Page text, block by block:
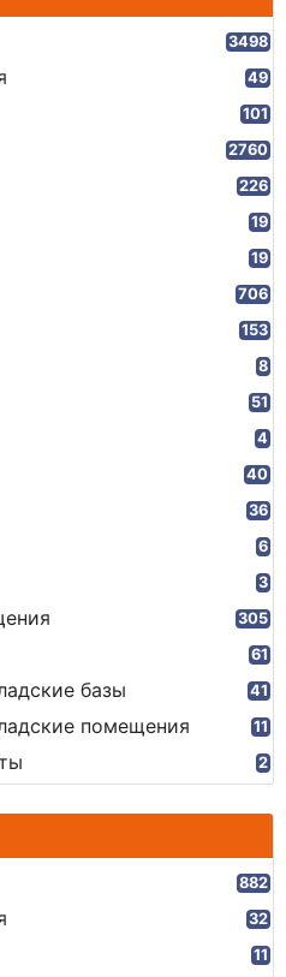
3498
49
101
2760
226
19
19
706
153
8
51
4
40
36
6
3
305
61
базы 41
помещения 11
2
882
32
11